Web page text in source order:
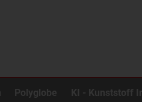
Polyglobe KI - Kunststoff